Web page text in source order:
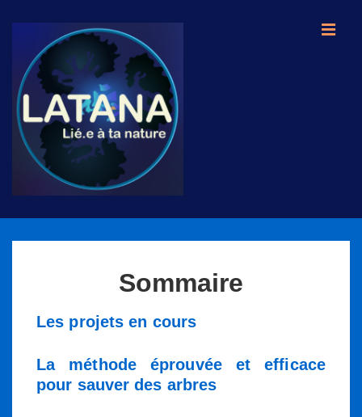
contenu
principal
Sommaire
Les projets en cours
La méthode éprouvée et efficace
pour sauver des arbres